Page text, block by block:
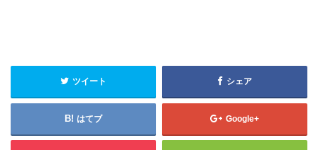
ツイート シェア
はてブ Google+